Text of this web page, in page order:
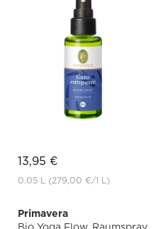
13,95 €
0.05 L (279,00 €/1 L)
Primavera